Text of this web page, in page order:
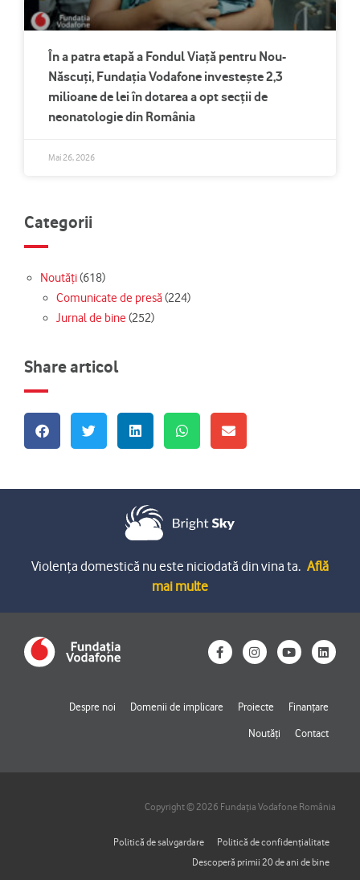
În a patra etapă a Fondul Viață pentru Nou-
Născuți, Fundația Vodafone investește 2,3
milioane de lei în dotarea a opt secții de
neonatologie din România
Mai 26, 2026
Categorii
Noutăți(618)
Comunicate de presă(224)
Jurnal de bine (252)
Share articol
Violența domestică nu este niciodată din vina ta. Află
mai multe
F
a
o
I
n
g
a
m
Y
o
b
L
i
d
n
Despre noi Domenii de implicare Proiecte Finanțare
Noutăți Contact
Copyright © 2026 Fundația Vodafone România
Politică de salvgardare
Politică de confidențialitate
Descoperă primii 20 de ani de bine